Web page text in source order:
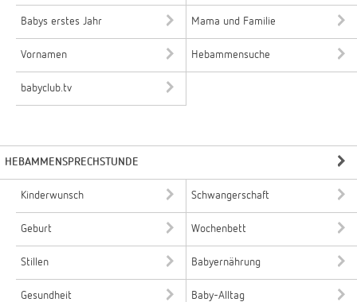
Babys erstes Jahr Mama und Familie
Vornamen Hebammensuche
babyclub.tv
HEBAMMENSPRECHSTUNDE
Kinderwunsch Schwangerschaft
Geburt Wochenbett
Stillen Babyernährung
Gesundheit Baby-Alltag